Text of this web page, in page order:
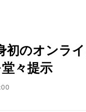
初のオンラ
々提示